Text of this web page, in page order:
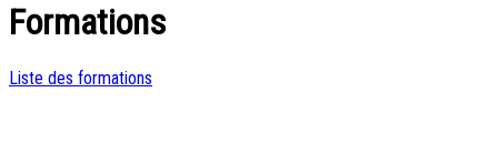
Formations
Liste des formations